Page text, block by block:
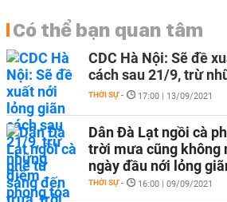
Có thể bạn quan tâm
CDC Hà Nội: Sẽ đề
cách sau 21/9, trừ
THỜI SỰ - 17:00 | 13/09/2021
Dân Đà Lạt ngồi cà
trời mưa cũng không
ngày đầu nới lỏng
THỜI SỰ - 16:00 | 09/09/2021